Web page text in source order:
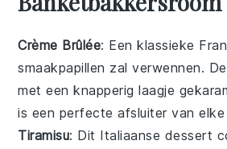
Crème Brûlée: Een klassieke
smaakpapillen zal verwennen.
met een knapperig laagje
is een perfecte afsluiter van elke
Tiramisu: Dit Italiaanse dessert